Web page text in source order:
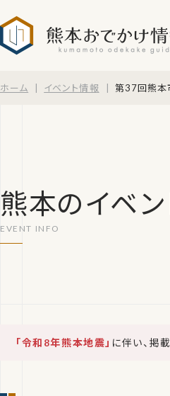
ホーム イベント情報 第37回熊本
熊本のイベ
「令和8年熊本地震」 に伴い、掲